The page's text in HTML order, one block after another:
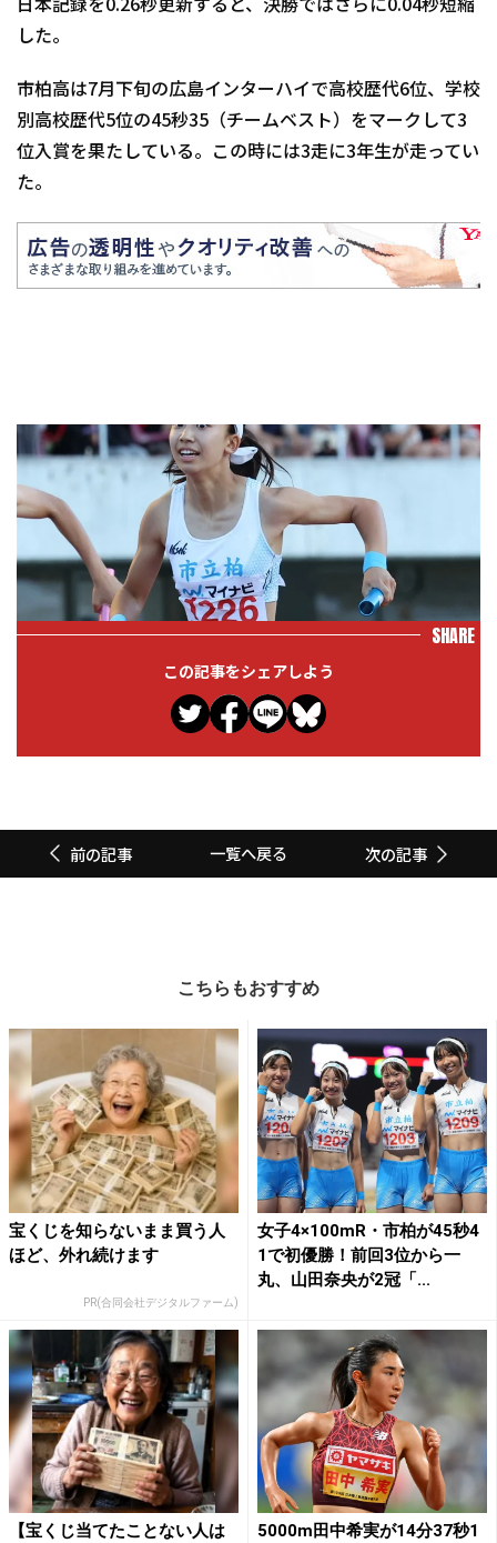
日本記録を0.26秒更新すると、決勝ではさらに0.04秒短縮
した。
市柏高は7月下旬の広島インターハイで高校歴代6位、学校
別高校歴代5位の45秒35（チームベスト）をマークして3
位入賞を果たしている。この時には3走に3年生が走ってい
た。
SHARE
この記事をシェアしよう
前の記事 一覧へ戻る 次の記事
こちらもおすすめ
宝くじを知らないまま買う人
ほど、外れ続けます
PR(合同会社デジタルファーム)
女子4×100mR・市柏が45秒4
1で初優勝！前回3位から一
丸、山田奈央が2冠「...
【宝くじ当てたことない人は
5000m田中希実が14分37秒1